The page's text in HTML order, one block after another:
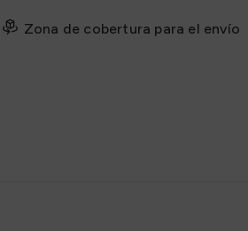
Zona de cobertura para el envío